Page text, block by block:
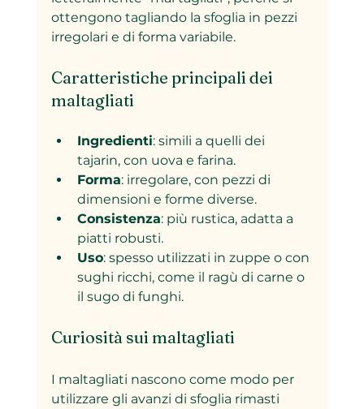
ottengono tagliando la sfoglia in pezzi
irregolari e di forma variabile.
Caratteristiche principali dei
maltagliati
Ingredienti: simili a quelli dei
tajarin, con uova e farina.
Forma: irregolare, con pezzi di
dimensioni e forme diverse.
Consistenza: più rustica, adatta a
piatti robusti.
Uso: spesso utilizzati in zuppe o con
sughi ricchi, come il ragù di carne o
il sugo di funghi.
Curiosità sui maltagliati
I maltagliati nascono come modo per
utilizzare gli avanzi di sfoglia rimasti